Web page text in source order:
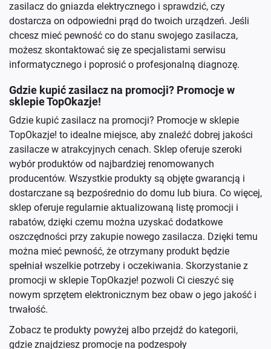
zasilacz do gniazda elektrycznego i sprawdzić, czy
dostarcza on odpowiedni prąd do twoich urządzeń. Jeśli
chcesz mieć pewność co do stanu swojego zasilacza,
możesz skontaktować się ze specjalistami serwisu
informatycznego i poprosić o profesjonalną diagnozę.
Gdzie kupić zasilacz na promocji? Promocje w
sklepie TopOkazje!
Gdzie kupić zasilacz na promocji? Promocje w sklepie
TopOkazje! to idealne miejsce, aby znaleźć dobrej jakości
zasilacze w atrakcyjnych cenach. Sklep oferuje szeroki
wybór produktów od najbardziej renomowanych
producentów. Wszystkie produkty są objęte gwarancją i
dostarczane są bezpośrednio do domu lub biura. Co więcej,
sklep oferuje regularnie aktualizowaną listę promocji i
rabatów, dzięki czemu można uzyskać dodatkowe
oszczędności przy zakupie nowego zasilacza. Dzięki temu
można mieć pewność, że otrzymany produkt będzie
spełniał wszelkie potrzeby i oczekiwania. Skorzystanie z
promocji w sklepie TopOkazje! pozwoli Ci cieszyć się
nowym sprzętem elektronicznym bez obaw o jego jakość i
trwałość.
Zobacz te produkty powyżej albo przejdź do kategorii,
gdzie znajdziesz promocje na podzespoły